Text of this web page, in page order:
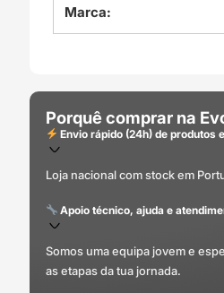
Marca:
Porquê comprar na
Envio rápido (24h) de produtos
Loja nacional com stock em
Apoio técnico, ajuda e
Somos uma equipa jovem e
as etapas da tua jornada.